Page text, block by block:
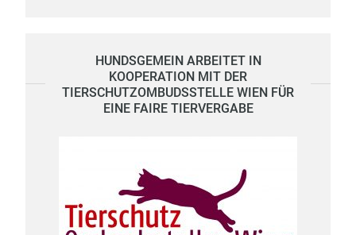
HUNDSGEMEIN ARBEITET IN
KOOPERATION MIT DER
TIERSCHUTZOMBUDSSTELLE WIEN FÜR
EINE FAIRE TIERVERGABE